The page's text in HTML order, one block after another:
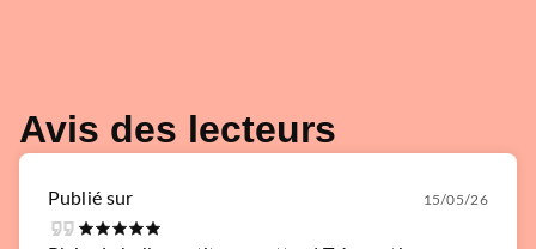
Avis des lecteurs
Publié sur 15/05/26